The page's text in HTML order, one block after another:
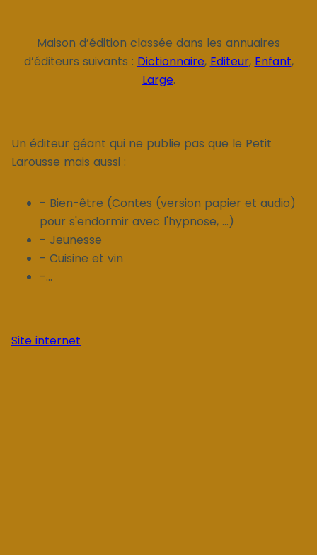
Maison d’édition classée dans les annuaires
d’éditeurs suivants : Dictionnaire, Editeur, Enfant,
Large.
Un éditeur géant qui ne publie pas que le Petit
Larousse mais aussi :
- Bien-être (Contes (version papier et audio)
pour s'endormir avec l'hypnose, ...)
- Jeunesse
- Cuisine et vin
-...
Site internet